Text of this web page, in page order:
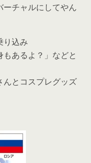
チャルにしてやん
り込み
もあるよ？」などと
んとコスプレグッズ